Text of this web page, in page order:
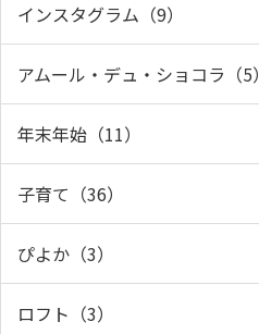
インスタグラム（9）
アムール・デュ・ショコラ（5）
年末年始（11）
子育て（36）
ぴよか（3）
ロフト（3）